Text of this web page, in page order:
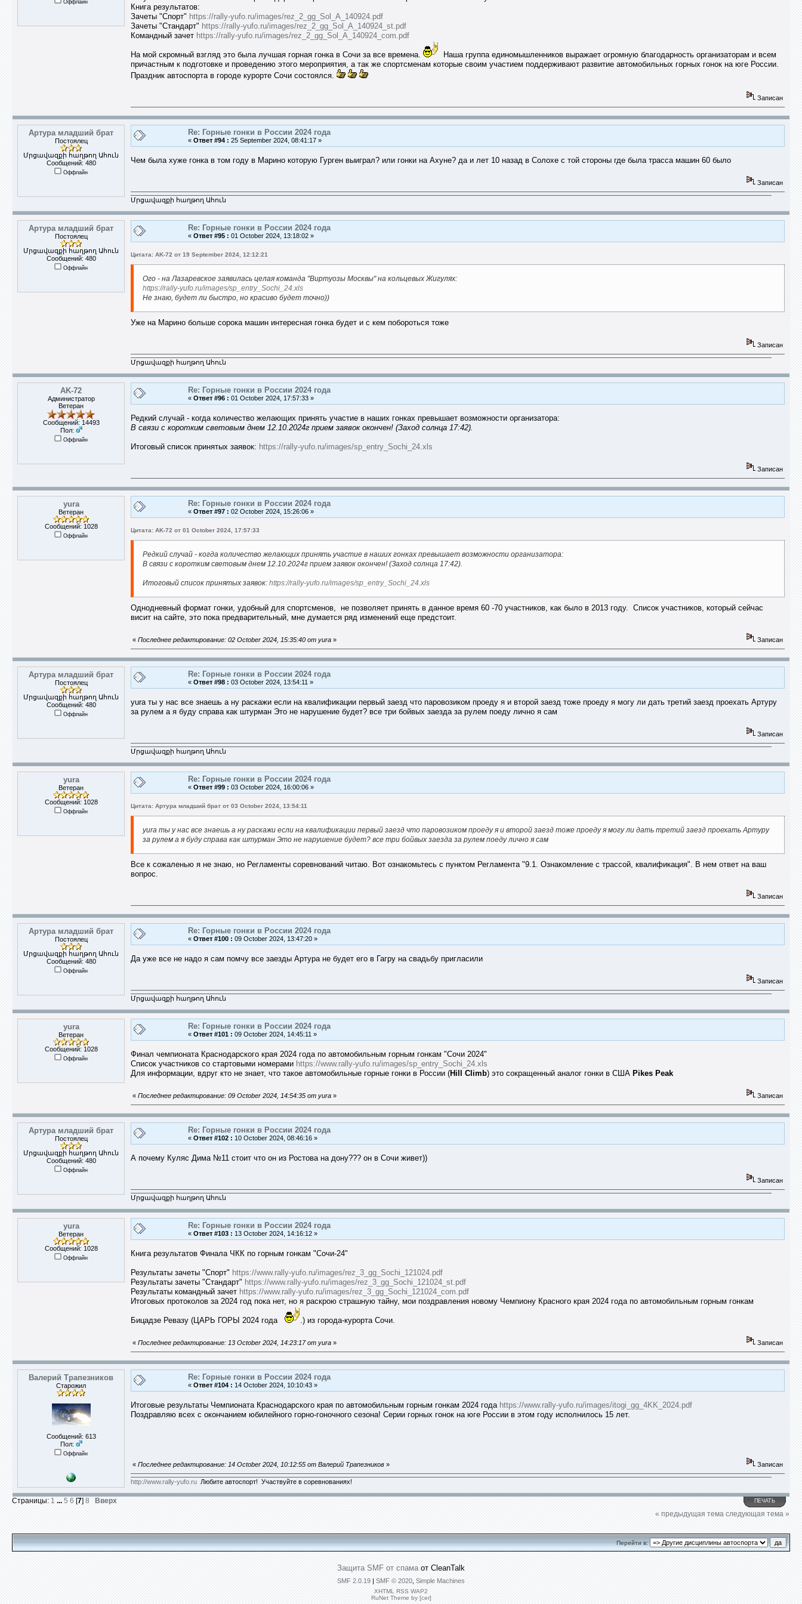
Оффлайн
Книга результатов:
Зачеты "Спорт" https://rally-yufo.ru/images/rez_2_gg_Sol_A_140924.pdf
Зачеты "Стандарт" https://rally-yufo.ru/images/rez_2_gg_Sol_A_140924_st.pdf
Командный зачет https://rally-yufo.ru/images/rez_2_gg_Sol_A_140924_com.pdf
На мой скромный взгляд это была лучшая горная гонка в Сочи за все времена.
Наша группа единомышленников выражает огромную благодарность организаторам и всем
причастным к подготовке и проведению этого мероприятия, а так же спортсменам которые своим участием поддерживают развитие автомобильных горных гонок на юге России.
Праздник автоспорта в городе курорте Сочи состоялся.
Записан
Артура младший брат
Постоялец
Մրցավազքի հաղթող Ահուն
Сообщений: 480
Оффлайн
Re: Горные гонки в России 2024 года
« Ответ #94 : 25 September 2024, 08:41:17 »
Чем была хуже гонка в том году в Марино которую Гурген выиграл? или гонки на Ахуне? да и лет 10 назад в Солохе с той стороны где была трасса машин 60 было
Записан
Մրցավազքի հաղթող Ահուն
Артура младший брат
Постоялец
Մրցավազքի հաղթող Ահուն
Сообщений: 480
Оффлайн
Re: Горные гонки в России 2024 года
« Ответ #95 : 01 October 2024, 13:18:02 »
Цитата: AK-72 от 19 September 2024, 12:12:21
Ого - на Лазаревское заявилась целая команда "Виртуозы Москвы" на кольцевых Жигулях:
https://rally-yufo.ru/images/sp_entry_Sochi_24.xls
Не знаю, будет ли быстро, но красиво будет точно))
Уже на Марино больше сорока машин интересная гонка будет и с кем побороться тоже
Записан
Մրցավազքի հաղթող Ահուն
AK-72
Администратор
Ветеран
Сообщений: 14493
Пол:
Оффлайн
Re: Горные гонки в России 2024 года
« Ответ #96 : 01 October 2024, 17:57:33 »
Редкий случай - когда количество желающих принять участие в наших гонках превышает возможности организатора:
В связи с коротким световым днем 12.10.2024г прием заявок окончен! (Заход солнца 17:42).
Итоговый список принятых заявок: https://rally-yufo.ru/images/sp_entry_Sochi_24.xls
Записан
yura
Ветеран
Сообщений: 1028
Оффлайн
Re: Горные гонки в России 2024 года
« Ответ #97 : 02 October 2024, 15:26:06 »
Цитата: AK-72 от 01 October 2024, 17:57:33
Редкий случай - когда количество желающих принять участие в наших гонках превышает возможности организатора:
В связи с коротким световым днем 12.10.2024г прием заявок окончен! (Заход солнца 17:42).
Итоговый список принятых заявок: https://rally-yufo.ru/images/sp_entry_Sochi_24.xls
Однодневный формат гонки, удобный для спортсменов, не позволяет принять в данное время 60 -70 участников, как было в 2013 году. Список участников, который сейчас
висит на сайте, это пока предварительный, мне думается ряд изменений еще предстоит.
« Последнее редактирование: 02 October 2024, 15:35:40 от yura » Записан
Артура младший брат
Постоялец
Մրցավազքի հաղթող Ահուն
Сообщений: 480
Оффлайн
Re: Горные гонки в России 2024 года
« Ответ #98 : 03 October 2024, 13:54:11 »
yura ты у нас все знаешь а ну раскажи если на квалификации первый заезд что паровозиком проеду я и второй заезд тоже проеду я могу ли дать третий заезд проехать Артуру
за рулем а я буду справа как штурман Это не нарушение будет? все три бойвых заезда за рулем поеду лично я сам
Записан
Մրցավազքի հաղթող Ահուն
yura
Ветеран
Сообщений: 1028
Оффлайн
Re: Горные гонки в России 2024 года
« Ответ #99 : 03 October 2024, 16:00:06 »
Цитата: Артура младший брат от 03 October 2024, 13:54:11
yura ты у нас все знаешь а ну раскажи если на квалификации первый заезд что паровозиком проеду я и второй заезд тоже проеду я могу ли дать третий заезд проехать Артуру
за рулем а я буду справа как штурман Это не нарушение будет? все три бойвых заезда за рулем поеду лично я сам
Все к сожаленью я не знаю, но Регламенты соревнований читаю. Вот ознакомьтесь с пунктом Регламента "9.1. Ознакомление с трассой, квалификация". В нем ответ на ваш
вопрос.
Записан
Артура младший брат
Постоялец
Մրցավազքի հաղթող Ահուն
Сообщений: 480
Оффлайн
Re: Горные гонки в России 2024 года
« Ответ #100 : 09 October 2024, 13:47:20 »
Да уже все не надо я сам помчу все заезды Артура не будет его в Гагру на свадьбу пригласили
Записан
Մրցավազքի հաղթող Ահուն
yura
Ветеран
Сообщений: 1028
Оффлайн
Re: Горные гонки в России 2024 года
« Ответ #101 : 09 October 2024, 14:45:11 »
Финал чемпионата Краснодарского края 2024 года по автомобильным горным гонкам "Сочи 2024"
Список участников со стартовыми номерами https://www.rally-yufo.ru/images/sp_entry_Sochi_24.xls
Для информации, вдруг кто не знает, что такое автомобильные горные гонки в России (Hill Climb) это сокращенный аналог гонки в США Pikes Peak
« Последнее редактирование: 09 October 2024, 14:54:35 от yura » Записан
Артура младший брат
Постоялец
Մրցավազքի հաղթող Ահուն
Сообщений: 480
Оффлайн
Re: Горные гонки в России 2024 года
« Ответ #102 : 10 October 2024, 08:46:16 »
А почему Куляс Дима №11 стоит что он из Ростова на дону??? он в Сочи живет))
Записан
Մրցավազքի հաղթող Ահուն
yura
Ветеран
Сообщений: 1028
Оффлайн
Re: Горные гонки в России 2024 года
« Ответ #103 : 13 October 2024, 14:16:12 »
Книга результатов Финала ЧКК по горным гонкам "Сочи-24"
Результаты зачеты "Спорт" https://www.rally-yufo.ru/images/rez_3_gg_Sochi_121024.pdf
Результаты зачеты "Стандарт" https://www.rally-yufo.ru/images/rez_3_gg_Sochi_121024_st.pdf
Результаты командный зачет https://www.rally-yufo.ru/images/rez_3_gg_Sochi_121024_com.pdf
Итоговых протоколов за 2024 год пока нет, но я раскрою страшную тайну, мои поздравления новому Чемпиону Красного края 2024 года по автомобильным горным гонкам
Бицадзе Ревазу (ЦАРЬ ГОРЫ 2024 года .) из города-курорта Сочи.
« Последнее редактирование: 13 October 2024, 14:23:17 от yura » Записан
Валерий Трапезников
Старожил
Сообщений: 613
Пол:
Оффлайн
Re: Горные гонки в России 2024 года
« Ответ #104 : 14 October 2024, 10:10:43 »
Итоговые результаты Чемпионата Краснодарского края по автомобильным горным гонкам 2024 года https://www.rally-yufo.ru/images/itogi_gg_4KK_2024.pdf
Поздравляю всех с окончанием юбилейного горно-гоночного сезона! Серии горных гонок на юге России в этом году исполнилось 15 лет.
« Последнее редактирование: 14 October 2024, 10:12:55 от Валерий Трапезников » Записан
http://www.rally-yufo.ru Любите автоспорт! Участвуйте в соревнованиях!
Страницы: 1 ... 5 6 [7] 8 Вверх ПЕЧАТЬ
« предыдущая тема следующая тема »
Перейти в:
Защита SMF от спама от CleanTalk
SMF 2.0.19 | SMF © 2020 Simple Machines
XHTML RSS WAP2
RuNet Theme by [cer]